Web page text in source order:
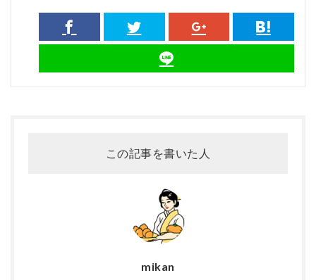
この記事を書いた人
mikan